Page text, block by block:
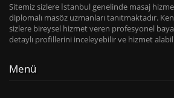
Sitemiz sizlere İstanbul genelinde masaj
diplomalı masöz uzmanları tanıtmaktadır.
sizlere bireysel hizmet veren profesyonel
detaylı profillerini inceleyebilir ve hizmet
Menü